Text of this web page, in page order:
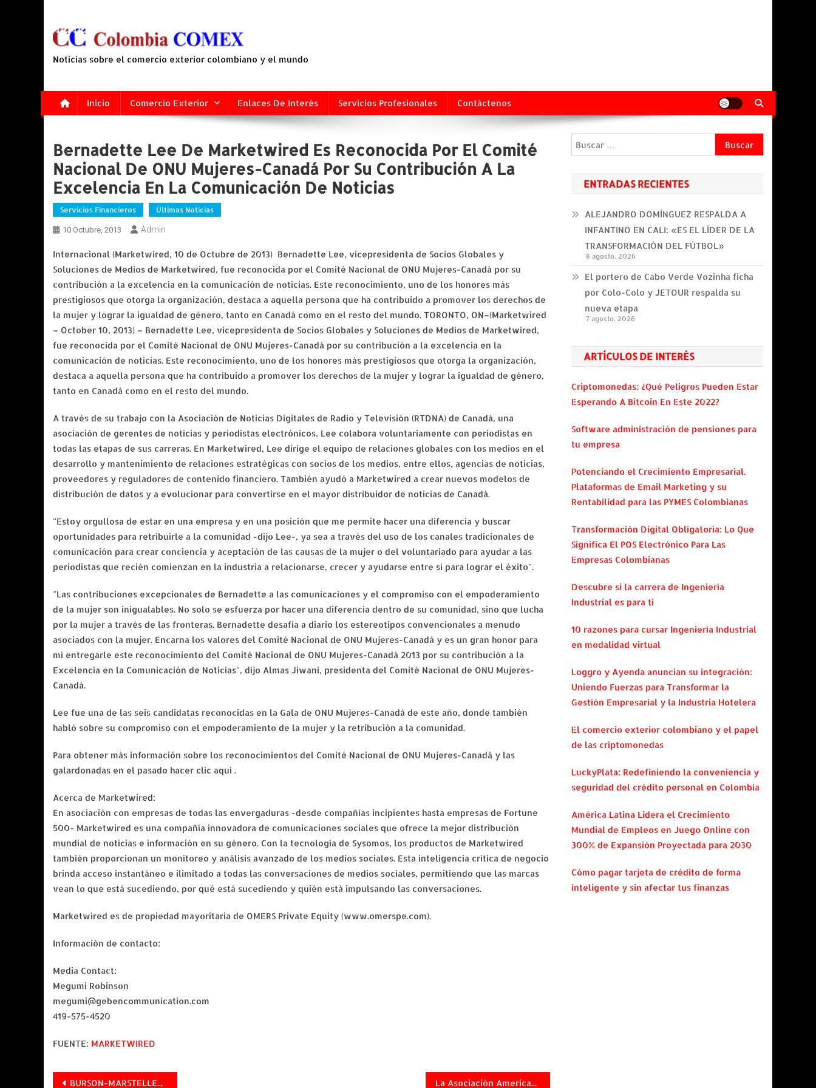
contenido
Noticias sobre el comercio exterior colombiano y el mundo
Inicio Comercio Exterior Enlaces De Interés Servicios Profesionales Contáctenos
Bernadette Lee De Marketwired Es Reconocida Por El Comité
Nacional De ONU Mujeres-Canadá Por Su Contribución A La
Excelencia En La Comunicación De Noticias
Servicios Financieros Últimas Noticias
10 Octubre, 2013 Admin
Internacional (Marketwired, 10 de Octubre de 2013) Bernadette Lee, vicepresidenta de Socios Globales y
Soluciones de Medios de Marketwired, fue reconocida por el Comité Nacional de ONU Mujeres-Canadá por su
contribución a la excelencia en la comunicación de noticias. Este reconocimiento, uno de los honores más
prestigiosos que otorga la organización, destaca a aquella persona que ha contribuido a promover los derechos de
la mujer y lograr la igualdad de género, tanto en Canadá como en el resto del mundo. TORONTO, ON–(Marketwired
– October 10, 2013) – Bernadette Lee, vicepresidenta de Socios Globales y Soluciones de Medios de Marketwired,
fue reconocida por el Comité Nacional de ONU Mujeres-Canadá por su contribución a la excelencia en la
comunicación de noticias. Este reconocimiento, uno de los honores más prestigiosos que otorga la organización,
destaca a aquella persona que ha contribuido a promover los derechos de la mujer y lograr la igualdad de género,
tanto en Canadá como en el resto del mundo.
A través de su trabajo con la Asociación de Noticias Digitales de Radio y Televisión (RTDNA) de Canadá, una
asociación de gerentes de noticias y periodistas electrónicos, Lee colabora voluntariamente con periodistas en
todas las etapas de sus carreras. En Marketwired, Lee dirige el equipo de relaciones globales con los medios en el
desarrollo y mantenimiento de relaciones estratégicas con socios de los medios, entre ellos, agencias de noticias,
proveedores y reguladores de contenido financiero. También ayudó a Marketwired a crear nuevos modelos de
distribución de datos y a evolucionar para convertirse en el mayor distribuidor de noticias de Canadá.
"Estoy orgullosa de estar en una empresa y en una posición que me permite hacer una diferencia y buscar
oportunidades para retribuirle a la comunidad -dijo Lee-, ya sea a través del uso de los canales tradicionales de
comunicación para crear conciencia y aceptación de las causas de la mujer o del voluntariado para ayudar a las
periodistas que recién comienzan en la industria a relacionarse, crecer y ayudarse entre sí para lograr el éxito".
"Las contribuciones excepcionales de Bernadette a las comunicaciones y el compromiso con el empoderamiento
de la mujer son inigualables. No solo se esfuerza por hacer una diferencia dentro de su comunidad, sino que lucha
por la mujer a través de las fronteras. Bernadette desafía a diario los estereotipos convencionales a menudo
asociados con la mujer. Encarna los valores del Comité Nacional de ONU Mujeres-Canadá y es un gran honor para
mí entregarle este reconocimiento del Comité Nacional de ONU Mujeres-Canadá 2013 por su contribución a la
Excelencia en la Comunicación de Noticias", dijo Almas Jiwani, presidenta del Comité Nacional de ONU Mujeres-
Canadá.
Lee fue una de las seis candidatas reconocidas en la Gala de ONU Mujeres-Canadá de este año, donde también
habló sobre su compromiso con el empoderamiento de la mujer y la retribución a la comunidad.
Para obtener más información sobre los reconocimientos del Comité Nacional de ONU Mujeres-Canadá y las
galardonadas en el pasado hacer clic aquí .
Acerca de Marketwired:
En asociación con empresas de todas las envergaduras -desde compañías incipientes hasta empresas de Fortune
500- Marketwired es una compañía innovadora de comunicaciones sociales que ofrece la mejor distribución
mundial de noticias e información en su género. Con la tecnología de Sysomos, los productos de Marketwired
también proporcionan un monitoreo y análisis avanzado de los medios sociales. Esta inteligencia crítica de negocio
brinda acceso instantáneo e ilimitado a todas las conversaciones de medios sociales, permitiendo que las marcas
vean lo que está sucediendo, por qué está sucediendo y quién está impulsando las conversaciones.
Marketwired es de propiedad mayoritaria de OMERS Private Equity (www.omerspe.com).
Información de contacto:
Media Contact:
Megumi Robinson
megumi@gebencommunication.com
419-575-4520
FUENTE: MARKETWIRED
NavegaciónBURSON-MARSTELLER OFRECE OPORTUNIDADES LABORALES A JÓVENES UNIVERSITARIOS La Asociación Americana de la Diabetes Presenta el Sexto Foro Anual de Colaboración Contra la Disparidad
Buscar:
ENTRADAS RECIENTES
ALEJANDRO DOMÍNGUEZ RESPALDA A
INFANTINO EN CALI: «ES EL LÍDER DE LA
TRANSFORMACIÓN DEL FÚTBOL»
8 agosto, 2026
El portero de Cabo Verde Vozinha ficha
por Colo-Colo y JETOUR respalda su
nueva etapa
7 agosto, 2026
ARTÍCULOS DE INTERÉS
Criptomonedas: ¿Qué Peligros Pueden Estar
Esperando A Bitcoin En Este 2022?
Software administración de pensiones para
tu empresa
Potenciando el Crecimiento Empresarial.
Plataformas de Email Marketing y su
Rentabilidad para las PYMES Colombianas
Transformación Digital Obligatoria: Lo Que
Significa El POS Electrónico Para Las
Empresas Colombianas
Descubre si la carrera de Ingeniería
Industrial es para ti
10 razones para cursar Ingeniería Industrial
en modalidad virtual
Loggro y Ayenda anuncian su integración:
Uniendo Fuerzas para Transformar la
Gestión Empresarial y la Industria Hotelera
El comercio exterior colombiano y el papel
de las criptomonedas
LuckyPlata: Redefiniendo la conveniencia y
seguridad del crédito personal en Colombia
América Latina Lidera el Crecimiento
Mundial de Empleos en Juego Online con
300% de Expansión Proyectada para 2030
Cómo pagar tarjeta de crédito de forma
inteligente y sin afectar tus finanzas